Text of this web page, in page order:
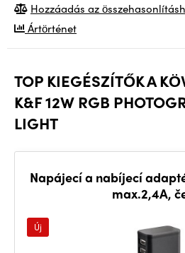
Hozzáadás az
Ártörténet
TOP KIEGÉSZÍTŐK A
K&F 12W RGB
LIGHT
Napájecí a nabíjecí
max.2,4A,
Új